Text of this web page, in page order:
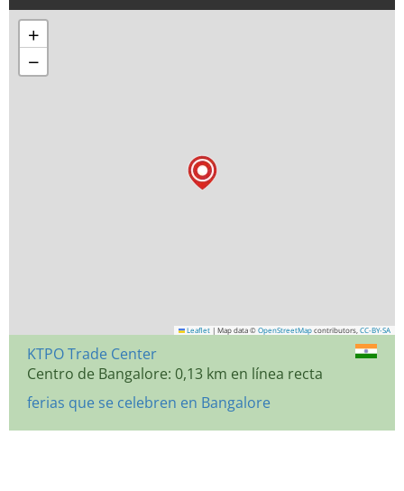
+
−
Leaflet | Map data © OpenStreetMap contributors, CC-BY-SA
KTPO Trade Center
Centro de Bangalore: 0,13 km en línea recta
ferias que se celebren en Bangalore